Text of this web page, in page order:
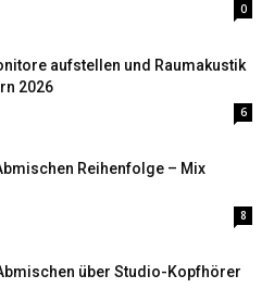
0
aufstellen und Raumakustik
2026
6
Reihenfolge – Mix
8
über Studio-Kopfhörer